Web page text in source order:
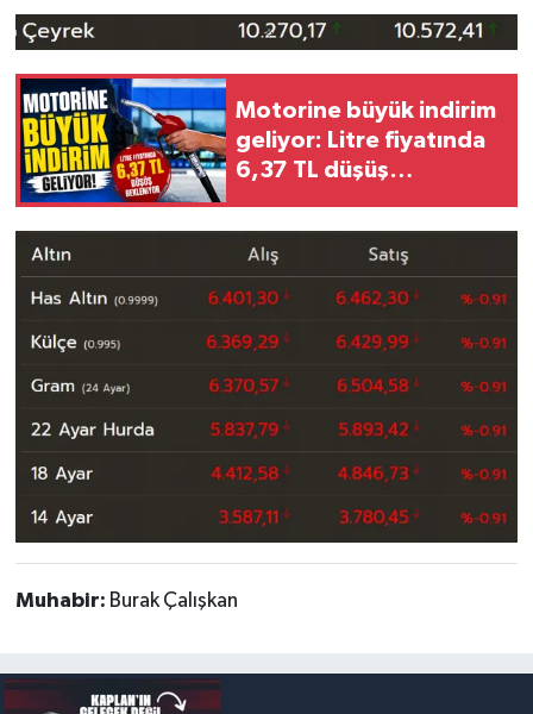
Motorine büyük indirim
geliyor: Litre fiyatında
6,37 TL düşüş
Muhabir: Burak Çalışkan